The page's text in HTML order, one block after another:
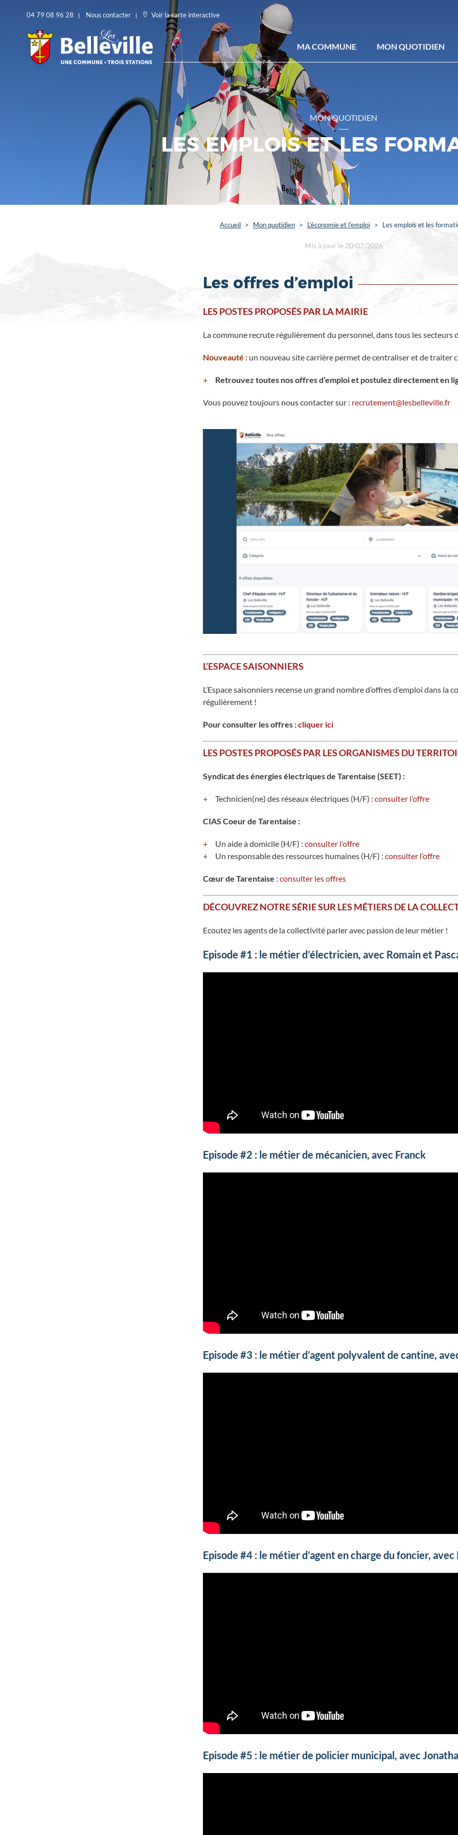
04 79 08 96 28 Nous contacter Voir la carte interactive
MA COMMUNE MON QUOTIDIEN
MON QUOTIDIEN
LES EMPLOIS ET LES
Accueil > Mon quotidien > L’économie et l’emploi > Les emplois et les
Mis à jour le 20/07/2026
Les offres d’emploi
LES POSTES PROPOSÉS PAR LA MAIRIE
La commune recrute régulièrement du personnel, dans tous les secteurs
Nouveauté : un nouveau site carrière permet de centraliser et de traiter
Retrouvez toutes nos offres d’emploi et postulez directement en
Vous pouvez toujours nous contacter sur : recrutement@lesbelleville.fr
L’ESPACE SAISONNIERS
L’Espace saisonniers recense un grand nombre d’offres d’emploi dans la
régulièrement !
Pour consulter les offres :cliquer ici
LES POSTES PROPOSÉS PAR LES ORGANISMES DU
Syndicat des énergies électriques de Tarentaise (SEET) :
Technicien(ne) des réseaux électriques (H/F) : consulter l’offre
CIAS Coeur de Tarentaise :
Un aide à domicile (H/F) : consulter l’offre
Un responsable des ressources humaines (H/F) : consulter l’offre
Cœur de Tarentaise : consulter les offres
DÉCOUVREZ NOTRE SÉRIE SUR LES MÉTIERS DE LA
Ecoutez les agents de la collectivité parler avec passion de leur métier !
Episode #1 : le métier d’électricien, avec Romain et
Episode #2 : le métier de mécanicien, avec Franck
Episode #3 : le métier d’agent polyvalent de cantine,
Episode #4 : le métier d’agent en charge du foncier,
Episode #5 : le métier de policier municipal, avec